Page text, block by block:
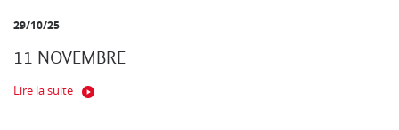
29/10/25
11 NOVEMBRE
Lire la suite